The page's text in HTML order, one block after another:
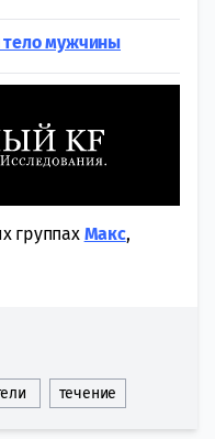
мужчины
группах Макс,
течение